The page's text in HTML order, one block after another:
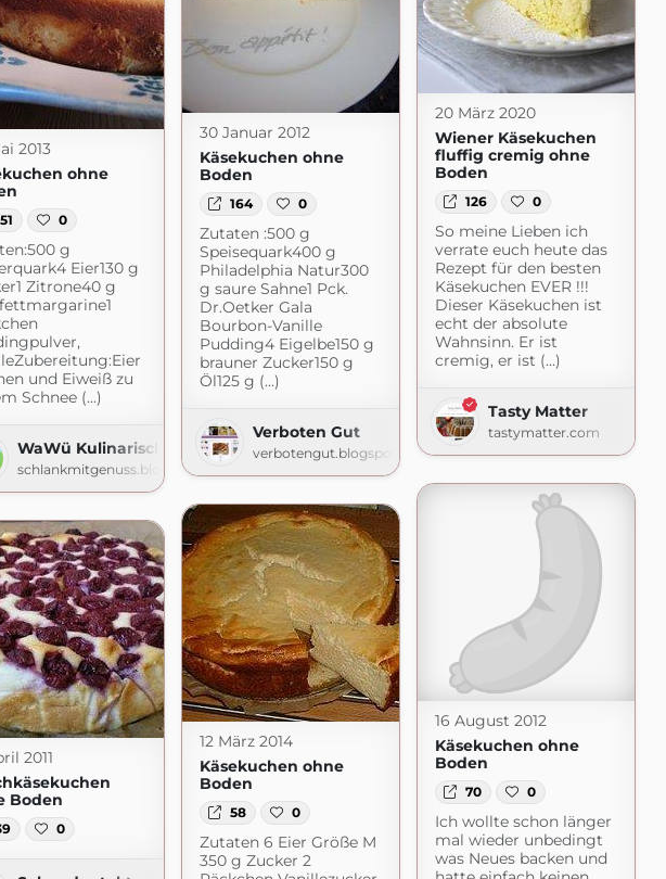
20 März 2020
Wiener Käsekuchen
fluffig cremig ohne
Boden
126 0
So meine Lieben ich
verrate euch heute das
Rezept für den besten
Käsekuchen EVER !!!
Dieser Käsekuchen ist
echt der absolute
Wahnsinn. Er ist
cremig, er ist (...)
Tasty Matter
tastymatter.com
30 Januar 2012
Käsekuchen ohne
Boden
164 0
Zutaten :500 g
Speisequark400 g
Philadelphia Natur300
g saure Sahne1 Pck.
Dr.Oetker Gala
Bourbon-Vanille
Pudding4 Eigelbe150 g
brauner Zucker150 g
Öl125 g (...)
Verboten Gut
verbotengut.blogspot.com
2013
ohne
0
g
Eier130 g
Zitrone40 g
und Eiweiß zu
Schnee (...)
WaWü Kulinarische Quälereien
schlankmitgenuss.blogspot.com
Bastian
16 August 2012
Käsekuchen ohne
Boden
70 0
Ich wollte schon länger
mal wieder unbedingt
was Neues backen und
12 März 2014
Käsekuchen ohne
Boden
58 0
Zutaten 6 Eier Größe M
350 g Zucker 2
2011
Boden
0